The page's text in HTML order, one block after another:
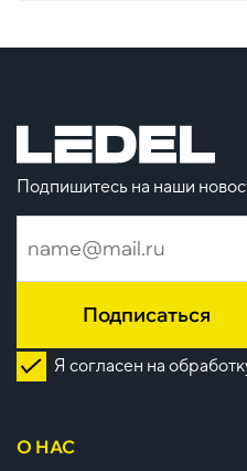
Подпишитесь на наши
Подписаться
Я согласен на
О НАС